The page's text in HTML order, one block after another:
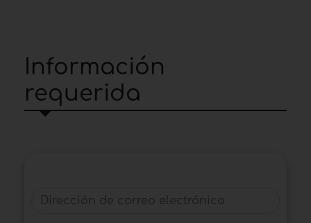
Información
requerida
Dirección de correo electrónico